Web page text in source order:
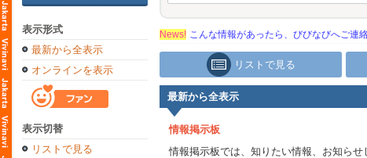
表示形式
最新から全表示
オンラインを表示
表示切替
リストで見る
News! こんな情報があったら、びびなびへご連
リストで見る
最新から全表示
情報掲示板
情報掲示板では、知りたい情報、お知ら